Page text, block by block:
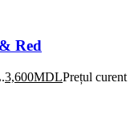
Red
3,600MDLPrețul curent